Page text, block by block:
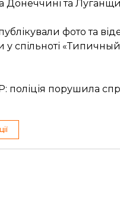
Донеччині та
фото та
у спільноті
поліція порушила